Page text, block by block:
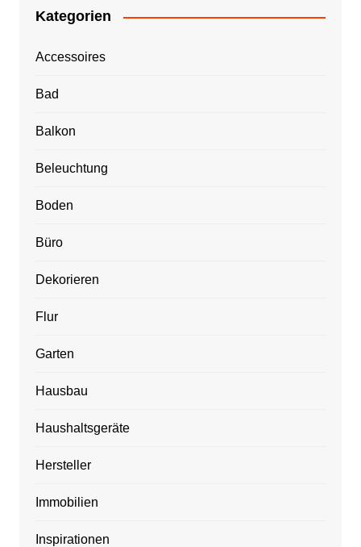
Kategorien
Accessoires
Bad
Balkon
Beleuchtung
Boden
Büro
Dekorieren
Flur
Garten
Hausbau
Haushaltsgeräte
Hersteller
Immobilien
Inspirationen